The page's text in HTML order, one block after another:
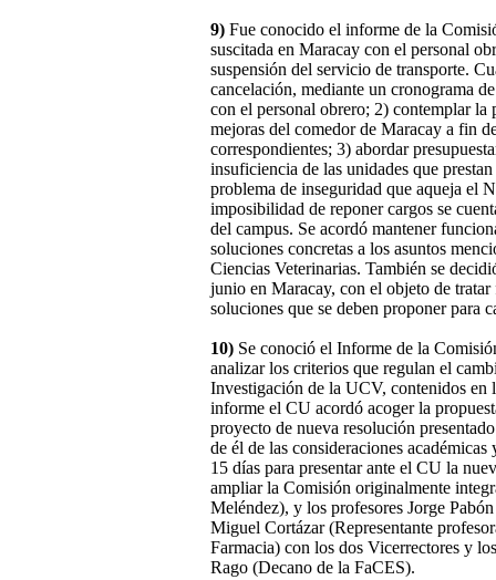
9) Fue conocido el informe de la
suscitada en Maracay con el personal
suspensión del servicio de transporte.
cancelación, mediante un cronograma
con el personal obrero; 2) contemplar la
mejoras del comedor de Maracay a fin
correspondientes; 3) abordar
insuficiencia de las unidades que
problema de inseguridad que aqueja el
imposibilidad de reponer cargos se
del campus. Se acordó mantener
soluciones concretas a los asuntos
Ciencias Veterinarias. También se
junio en Maracay, con el objeto de
soluciones que se deben proponer para
10) Se conoció el Informe de la
analizar los criterios que regulan el
Investigación de la UCV, contenidos en
informe el CU acordó acoger la
proyecto de nueva resolución
de él de las consideraciones
15 días para presentar ante el CU la
ampliar la Comisión originalmente
Meléndez), y los profesores Jorge
Miguel Cortázar (Representante
Farmacia) con los dos Vicerrectores y
Rago (Decano de la FaCES).